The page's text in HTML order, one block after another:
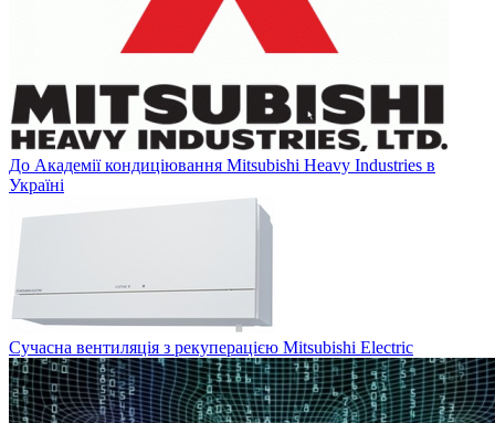
До Академії кондиціювання Mitsubishi Heavy Industries в
Україні
Сучасна вентиляція з рекуперацією Mitsubishi Electric